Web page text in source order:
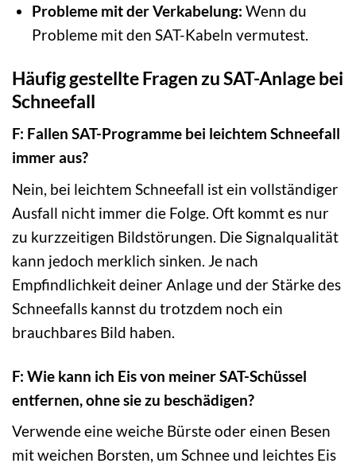
Probleme mit der Verkabelung: Wenn du
Probleme mit den SAT-Kabeln vermutest.
Häufig gestellte Fragen zu SAT-Anlage bei
Schneefall
F: Fallen SAT-Programme bei leichtem Schneefall
immer aus?
Nein, bei leichtem Schneefall ist ein vollständiger
Ausfall nicht immer die Folge. Oft kommt es nur
zu kurzzeitigen Bildstörungen. Die Signalqualität
kann jedoch merklich sinken. Je nach
Empfindlichkeit deiner Anlage und der Stärke des
Schneefalls kannst du trotzdem noch ein
brauchbares Bild haben.
F: Wie kann ich Eis von meiner SAT-Schüssel
entfernen, ohne sie zu beschädigen?
Verwende eine weiche Bürste oder einen Besen
mit weichen Borsten, um Schnee und leichtes Eis